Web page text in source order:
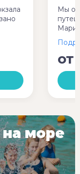
Мы
от
на море